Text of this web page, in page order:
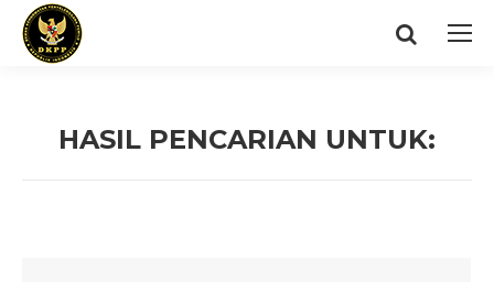
Search:
HASIL PENCARIAN UNTUK: